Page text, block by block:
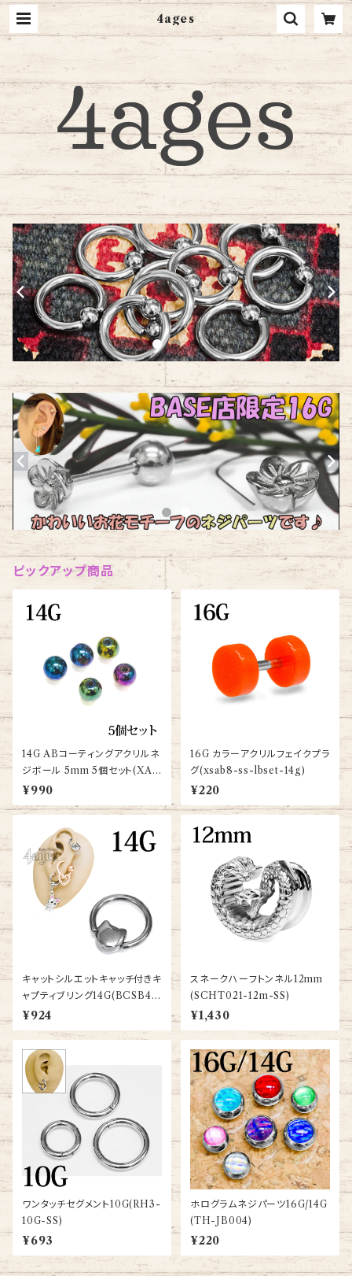
4ages
ピックアップ商品
14G ABコーティングアクリルネ
ジボール 5mm 5個セット(XAB
UVB5-14G)
¥990
16G カラーアクリルフェイクプラ
グ(xsab8-ss-lbset-14g)
¥220
キャットシルエットキャッチ付きキ
ャプティブリング14G(BCSB40
-14G-SS)
¥924
スネークハーフトンネル12mm
(SCHT021-12m-SS)
¥1,430
ワンタッチセグメント10G(RH3-
10G-SS)
¥693
ホログラムネジパーツ16G/14G
(TH-JB004)
¥220